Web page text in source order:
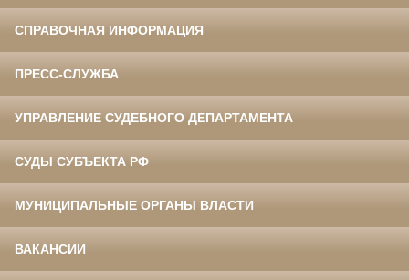
СПРАВОЧНАЯ ИНФОРМАЦИЯ
ПРЕСС-СЛУЖБА
УПРАВЛЕНИЕ СУДЕБНОГО ДЕПАРТАМЕНТА
СУДЫ СУБЪЕКТА РФ
МУНИЦИПАЛЬНЫЕ ОРГАНЫ ВЛАСТИ
ВАКАНСИИ